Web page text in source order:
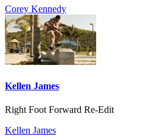
Corey Kennedy
Kellen James
Right Foot Forward Re-Edit
Kellen James